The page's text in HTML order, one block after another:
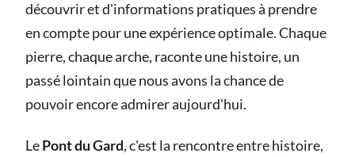
découvrir et d'informations pratiques à prendre
en compte pour une expérience optimale. Chaque
pierre, chaque arche, raconte une histoire, un
passé lointain que nous avons la chance de
pouvoir encore admirer aujourd'hui.
LePont du Gard, c'est la rencontre entre histoire,